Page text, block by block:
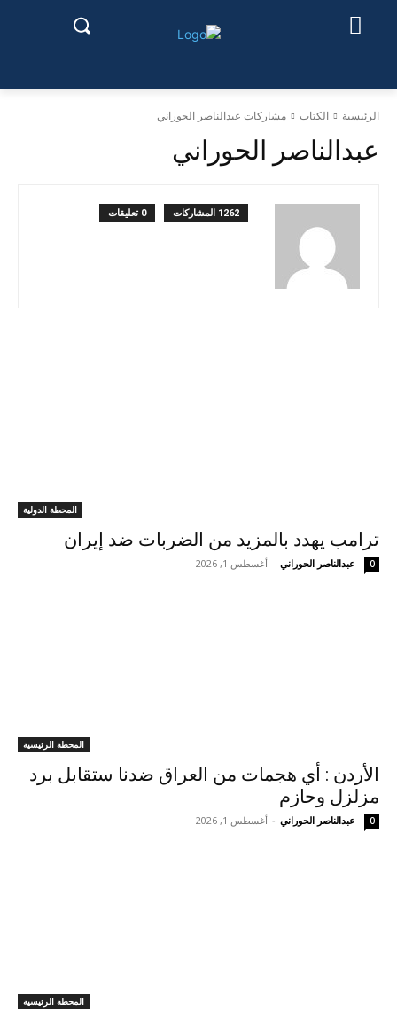
الرئيسية الكتاب مشاركات عبدالناصر الحوراني
عبدالناصر الحوراني
1262 المشاركات 0 تعليقات
المحطة الدولية
ترامب يهدد بالمزيد من الضربات ضد إيران
عبدالناصر الحوراني - أغسطس 1, 2026 0
المحطة الرئيسية
الأردن : أي هجمات من العراق ضدنا ستقابل برد
مزلزل وحازم
عبدالناصر الحوراني - أغسطس 1, 2026 0
المحطة الرئيسية